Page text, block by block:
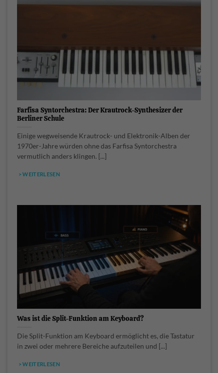
Farfisa Syntorchestra: Der Krautrock-Synthesizer der
Berliner Schule
Einige wegweisende Krautrock- und Elektronik-Alben der
1970er-Jahre würden ohne das Farfisa Syntorchestra
vermutlich anders klingen. [...]
> WEITERLESEN
Was ist die Split-Funktion am Keyboard?
Die Split-Funktion am Keyboard ermöglicht es, die Tastatur
in zwei oder mehrere Bereiche aufzuteilen und [...]
> WEITERLESEN